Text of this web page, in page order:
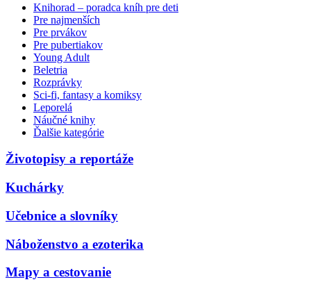
Knihorad – poradca kníh pre deti
Pre najmenších
Pre prvákov
Pre pubertiakov
Young Adult
Beletria
Rozprávky
Sci-fi, fantasy a komiksy
Leporelá
Náučné knihy
Ďalšie kategórie
Životopisy a reportáže
Kuchárky
Učebnice a slovníky
Náboženstvo a ezoterika
Mapy a cestovanie